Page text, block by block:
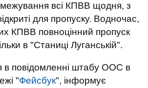
всі КПВВ щодня, з
для пропуску. Водночас,
КПВВ повноцінний пропуск
в "Станиці Луганській".
в повідомленні штабу ООС в
"Фейсбук", інформує